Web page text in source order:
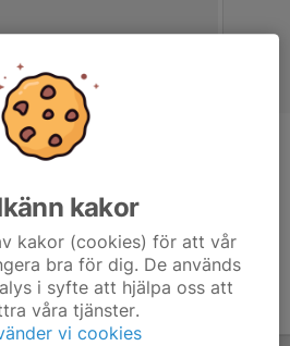
tränare
kakor
kakor (cookies) för att vår
bra för dig. De används
i syfte att hjälpa oss att
våra tjänster.
vi cookies